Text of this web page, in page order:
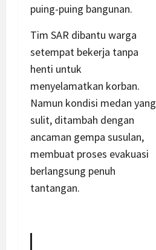
puing-puing bangunan.
Tim SAR dibantu warga
setempat bekerja tanpa
henti untuk
menyelamatkan korban.
Namun kondisi medan yang
sulit, ditambah dengan
ancaman gempa susulan,
membuat proses evakuasi
berlangsung penuh
tantangan.